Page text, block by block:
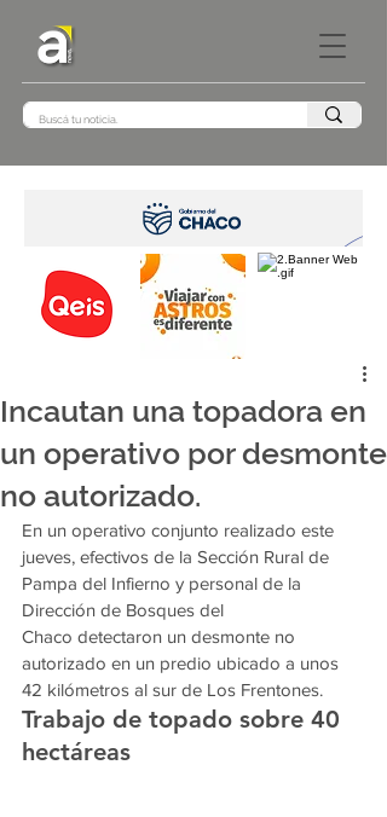
Incautan una topadora en
un operativo por desmonte
no autorizado.
En un operativo conjunto realizado este
jueves, efectivos de la Sección Rural de
Pampa del Infierno y personal de la
Dirección de Bosques del
Chaco detectaron un desmonte no
autorizado en un predio ubicado a unos
42 kilómetros al sur de Los Frentones.
Trabajo de topado sobre 40
hectáreas